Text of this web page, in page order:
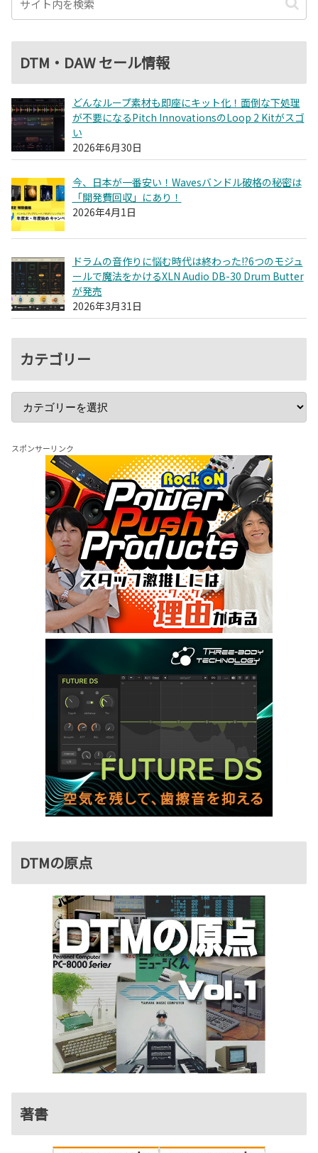
DTM・DAW セール情報
どんなループ素材も即座にキット化！面倒な下処理
が不要になるPitch InnovationsのLoop 2 Kitがスゴ
い
2026年6月30日
今、日本が一番安い！Wavesバンドル破格の秘密は
「開発費回収」にあり！
2026年4月1日
ドラムの音作りに悩む時代は終わった!?6つのモジュ
ールで魔法をかけるXLN Audio DB-30 Drum Butter
が発売
2026年3月31日
カテゴリー
スポンサーリンク
DTMの原点
著書